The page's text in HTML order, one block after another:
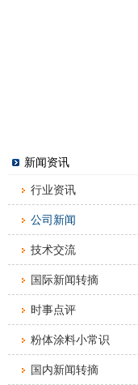
新闻资讯
行业资讯
公司新闻
技术交流
国际新闻转摘
时事点评
粉体涂料小常识
国内新闻转摘